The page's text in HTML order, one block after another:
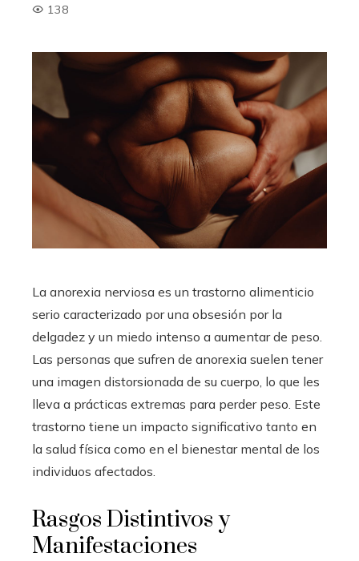
138
La anorexia nerviosa es un trastorno alimenticio
serio caracterizado por una obsesión por la
delgadez y un miedo intenso a aumentar de peso.
Las personas que sufren de anorexia suelen tener
una imagen distorsionada de su cuerpo, lo que les
lleva a prácticas extremas para perder peso. Este
trastorno tiene un impacto significativo tanto en
la salud física como en el bienestar mental de los
individuos afectados.
Rasgos Distintivos y
Manifestaciones